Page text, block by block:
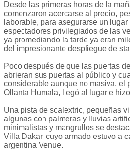
Desde las primeras horas de la
comenzaron acercarse al predio,
laborable, para asegurarse un
espectadores privilegiados de las
ya promediando la tarde ya eran
del impresionante despliegue de
Poco después de que las puertas
abrieran sus puertas al público y
considerable aunque no masiva, el
Ollanta Humala, llegó al lugar e
Una pista de scalextric, pequeñas
algunas con palmeras y lluvias
minimalistas y mangrullos se
Villa Dakar, cuyo armado estuvo a
argentina Venue.